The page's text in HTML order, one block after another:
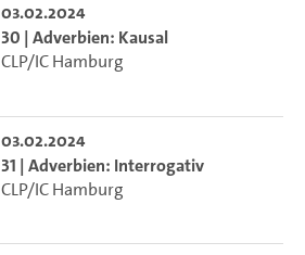
03.02.2024
30 | Adverbien: Kausal
CLP/IC Hamburg
03.02.2024
31 | Adverbien: Interrogativ
CLP/IC Hamburg